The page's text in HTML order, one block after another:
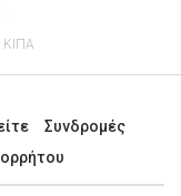
ΚΙΠΑ
Συνδρομές